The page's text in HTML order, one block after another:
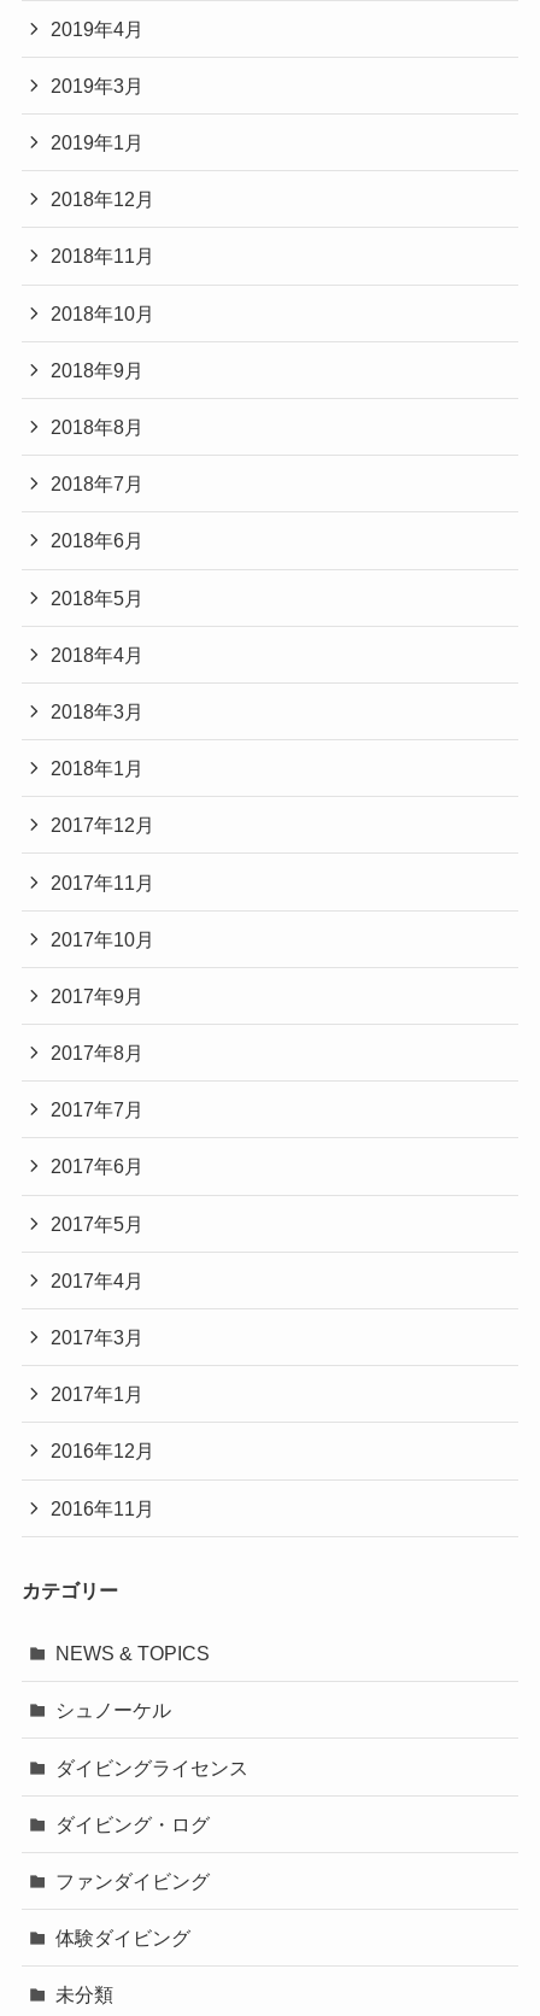
2019年4月
2019年3月
2019年1月
2018年12月
2018年11月
2018年10月
2018年9月
2018年8月
2018年7月
2018年6月
2018年5月
2018年4月
2018年3月
2018年1月
2017年12月
2017年11月
2017年10月
2017年9月
2017年8月
2017年7月
2017年6月
2017年5月
2017年4月
2017年3月
2017年1月
2016年12月
2016年11月
カテゴリー
NEWS & TOPICS
シュノーケル
ダイビングライセンス
ダイビング・ログ
ファンダイビング
体験ダイビング
未分類